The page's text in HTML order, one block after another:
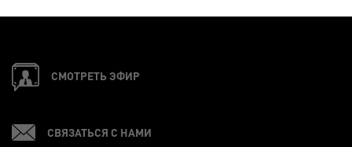
СМОТРЕТЬ ЭФИР
СВЯЗАТЬСЯ С НАМИ